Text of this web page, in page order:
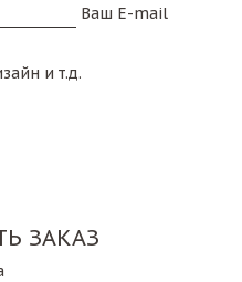
Ваш E-mail
и т.д.
ЗАКАЗ